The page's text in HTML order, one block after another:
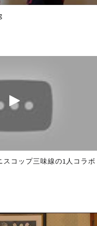
スコップ三味線の1人コラボ